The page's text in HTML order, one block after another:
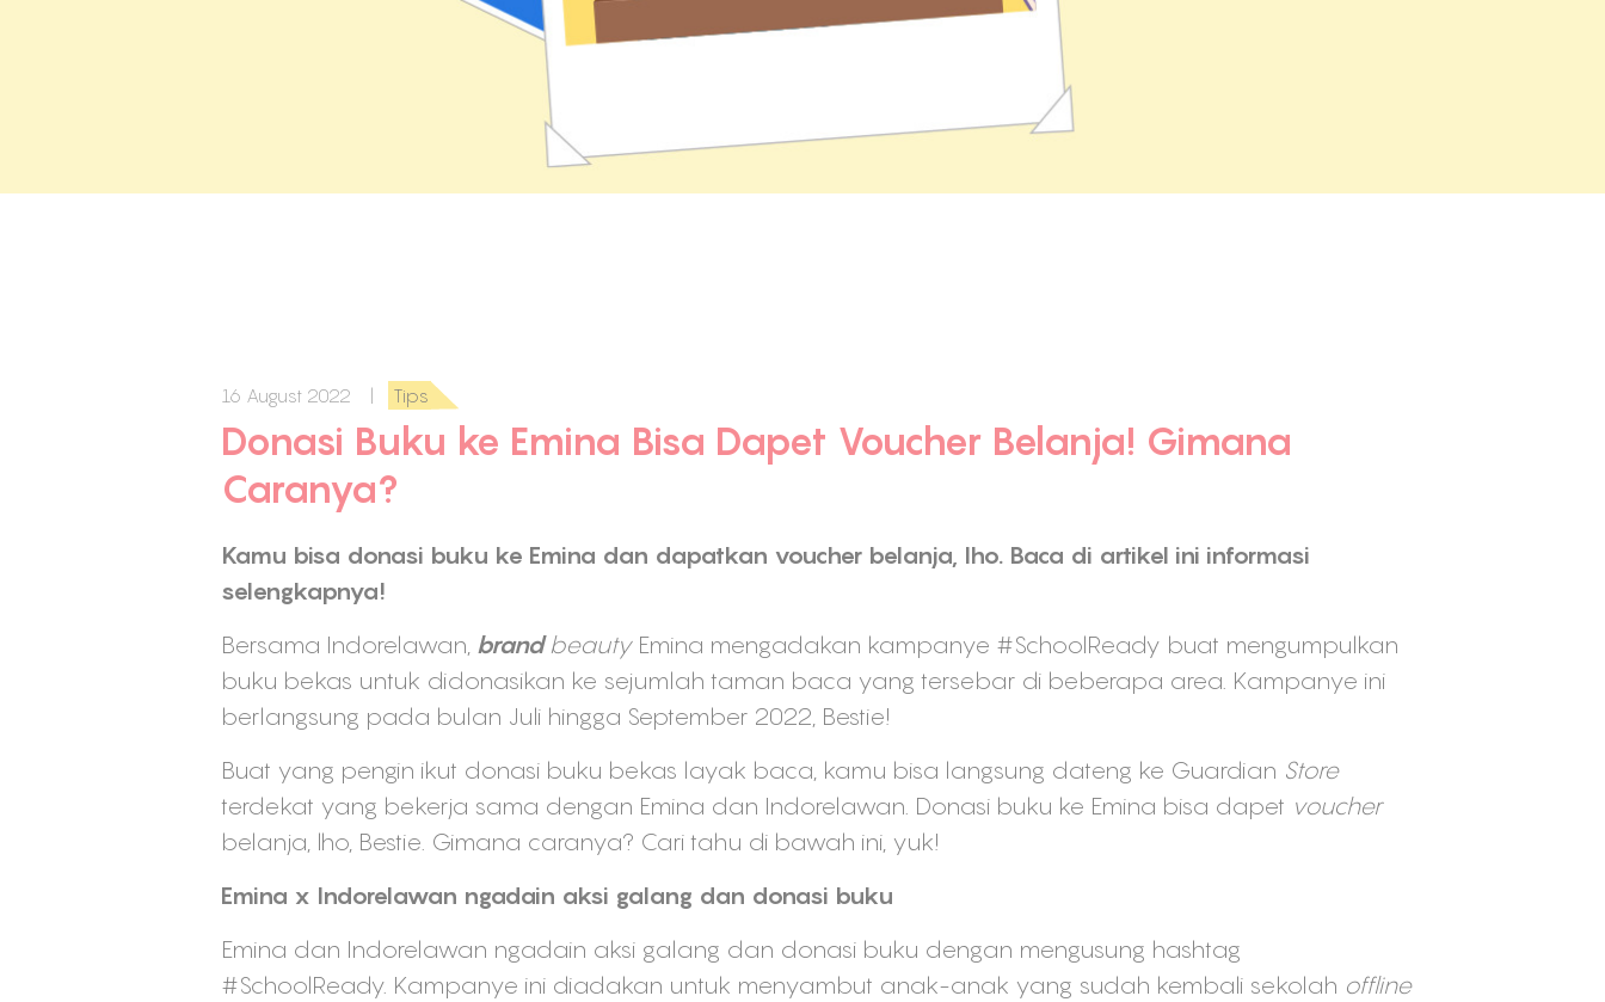
16 August 2022 | Tips
Donasi Buku ke Emina Bisa Dapet Voucher Belanja! Gimana
Caranya?
Kamu bisa donasi buku ke Emina dan dapatkan voucher belanja, lho. Baca di artikel ini informasi
selengkapnya!
Bersama Indorelawan, brand beautyEmina mengadakan kampanye #SchoolReady buat mengumpulkan
buku bekas untuk didonasikan ke sejumlah taman baca yang tersebar di beberapa area. Kampanye ini
berlangsung pada bulan Juli hingga September 2022, Bestie!
Buat yang pengin ikut donasi buku bekas layak baca, kamu bisa langsung dateng ke Guardian Store
terdekat yang bekerja sama dengan Emina dan Indorelawan. Donasi buku ke Emina bisa dapet voucher
belanja, lho, Bestie. Gimana caranya? Cari tahu di bawah ini, yuk!
Emina x Indorelawan ngadain aksi galang dan donasi buku
Emina dan Indorelawan ngadain aksi galang dan donasi buku dengan mengusung hashtag
#SchoolReady. Kampanye ini diadakan untuk menyambut anak-anak yang sudah kembali sekolah offline